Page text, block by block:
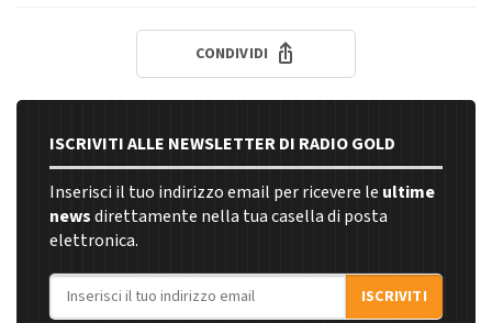
CONDIVIDI
ISCRIVITI ALLE NEWSLETTER DI RADIO GOLD
Inserisci il tuo indirizzo email per ricevere le ultime
newsdirettamente nella tua casella di posta
elettronica.
Indirizzo email
ISCRIVITI